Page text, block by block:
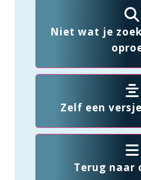
Niet wat je
Zelf een
Terug naar